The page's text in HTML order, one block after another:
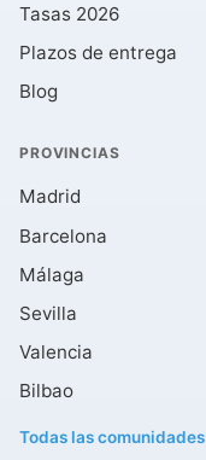
Tasas 2026
Plazos de entrega
Blog
PROVINCIAS
Madrid
Barcelona
Málaga
Sevilla
Valencia
Bilbao
Todas las comunidades